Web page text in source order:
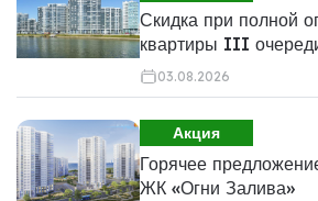
Скидка при полной
квартиры III
03.08.2026
Акция
Горячее
ЖК «Огни Залива»